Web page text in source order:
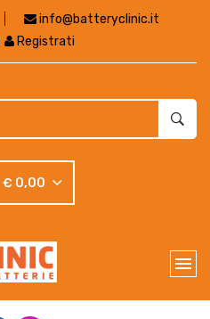
info@batteryclinic.it
Registrati
€ 0,00